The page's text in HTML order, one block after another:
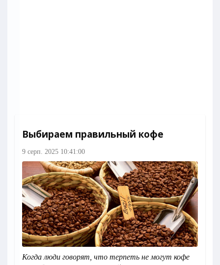
Выбираем правильный кофе
9 серп. 2025 10:41:00
Когда люди говорят, что терпеть не могут кофе